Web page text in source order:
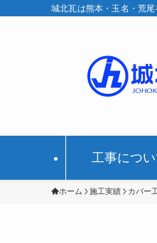
城北瓦は熊本・玉名・荒
工事につい
ホーム 施工実績 カバー